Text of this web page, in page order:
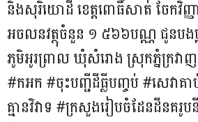
និងសុរិយោដី​ ខេត្តពោធិ៍សាត់​ ចែកវិញ្ញ
អចលនវត្ថុចំនួន​ ១​ ៥៦៦បណ្ណ​ ជូនបងប្
ភូមិអូរព្រាល​ ឃុំសំរោង​ ស្រុកភ្នំក្រវា
#កអក​ #ចុះបញ្ជីដីធ្លីបញ្ចប់ #សេវាគ
គ្មានវិវាទ #ក្រសួងរៀបចំដែនដីនគរូ